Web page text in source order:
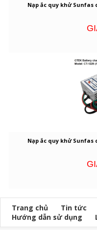
Nạp ắc quy khử Sunfas
Nạp ắc quy khử Sunfas
Trang chủ Tin tức
Hướng dẫn sử dụng